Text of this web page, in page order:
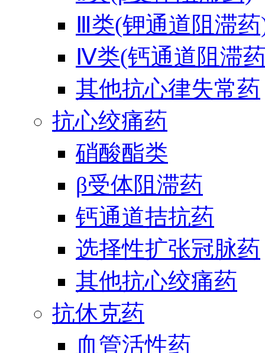
Ⅲ类(钾通道阻滞
Ⅳ类(钙通道阻滞
其他抗心律失常药
抗心绞痛药
硝酸酯类
β受体阻滞药
钙通道拮抗药
选择性扩张冠脉药
其他抗心绞痛药
抗休克药
血管活性药